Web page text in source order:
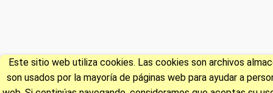
Este sitio web utiliza cookies. Las cookies son archivos
son usados por la mayoría de páginas web para ayudar a